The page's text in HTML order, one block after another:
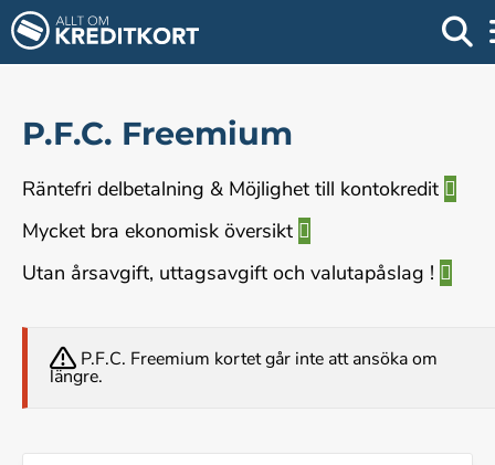
P.F.C. Freemium
Räntefri delbetalning & Möjlighet till kontokredit
Mycket bra ekonomisk översikt
Utan årsavgift, uttagsavgift och valutapåslag !
P.F.C. Freemium kortet går inte att ansöka om
längre.